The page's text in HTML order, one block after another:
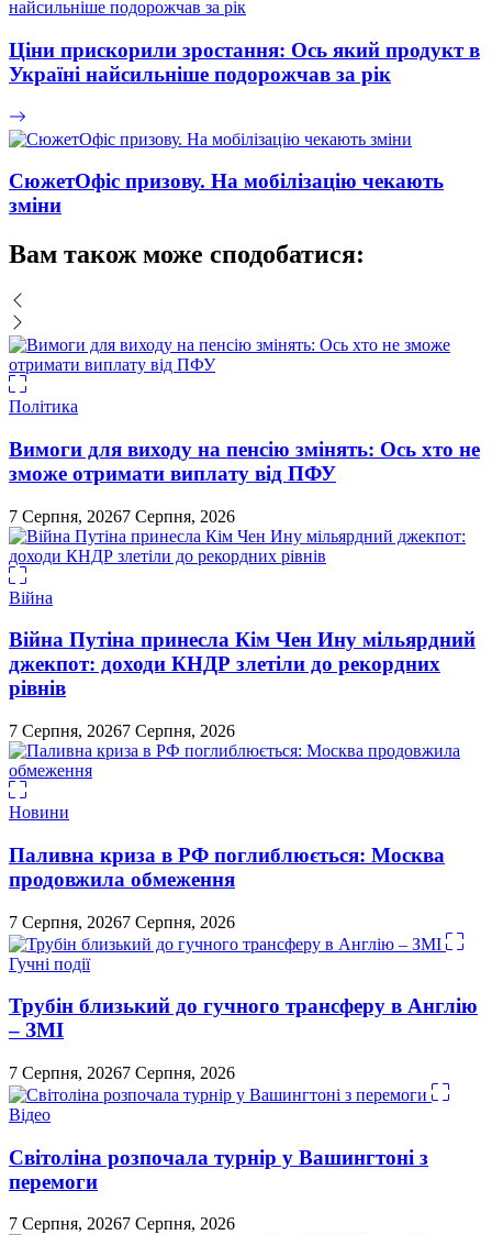
Ціни прискорили зростання: Ось який продукт в
Україні найсильніше подорожчав за рік
СюжетОфіс призову. На мобілізацію чекають
зміни
Вам також може сподобатися:
Політика
Вимоги для виходу на пенсію змінять: Ось хто не
зможе отримати виплату від ПФУ
7 Серпня, 20267 Серпня, 2026
Війна
Війна Путіна принесла Кім Чен Ину мільярдний
джекпот: доходи КНДР злетіли до рекордних
рівнів
7 Серпня, 20267 Серпня, 2026
Новини
Паливна криза в РФ поглиблюється: Москва
продовжила обмеження
7 Серпня, 20267 Серпня, 2026
Гучні події
Трубін близький до гучного трансферу в Англію
– ЗМІ
7 Серпня, 20267 Серпня, 2026
Відео
Світоліна розпочала турнір у Вашингтоні з
перемоги
7 Серпня, 20267 Серпня, 2026